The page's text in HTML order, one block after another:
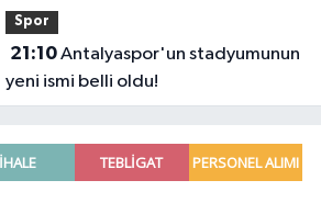
Spor
21:10Antalyaspor'un stadyumunun
yeni ismi belli oldu!